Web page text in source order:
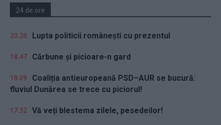
24 de ore
20.26 Lupta politicii românești cu prezentul
18.47 Cărbune și picioare-n gard
18.09
Coaliția antieuropeană PSD–AUR se bucură:
fluviul Dunărea se trece cu piciorul!
17.32 Vă veți blestema zilele, pesedeilor!